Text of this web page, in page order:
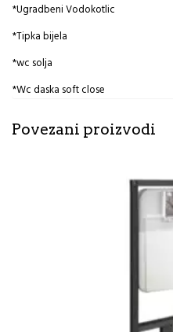
*Ugradbeni Vodokotlic
*Tipka bijela
*wc solja
*Wc daska soft close
Povezani proizvodi